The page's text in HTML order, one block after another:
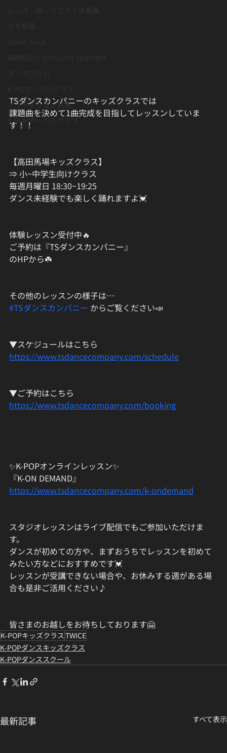
オーディション対策
K-POPボーカルクラス
TSダンスカンパニーのキッズクラスでは
課題曲を決めて1曲完成を目指してレッスンしていま
す！！
【高田馬場キッズクラス】
⇒ 小~中学生向けクラス
毎週月曜日 18:30~19:25
ダンス未経験でも楽しく踊れますよ💓
体験レッスン受付中🔥
ご予約は『TSダンスカンパニー』
のHPから☘️
その他のレッスンの様子は…
#TSダンスカンパニー からご覧ください📣
▼スケジュールはこちら
https://www.tsdancecompany.com/schedule
▼ご予約はこちら
https://www.tsdancecompany.com/booking
✨K-POPオンラインレッスン✨
『K-ON DEMAND』
https://www.tsdancecompany.com/k-ondemand
スタジオレッスンはライブ配信でもご参加いただけま
す。
ダンスが初めての方や、まずおうちでレッスンを初めて
みたい方などにおすすめです💓
レッスンが受講できない場合や、お休みする週がある場
合も是非ご活用ください♪
皆さまのお越しをお待ちしております🤗
K-POPキッズクラス TWICE
K-POPダンスキッズクラス
K-POPダンススクール
最新記事 すべて表示